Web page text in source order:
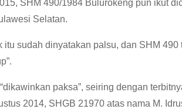
SHM 490/1984 Bulurokeng pun ikut
Selatan.
itu sudah dinyatakan palsu, dan SHM
paksa”, seiring dengan
2014, SHGB 21970 atas nama M.